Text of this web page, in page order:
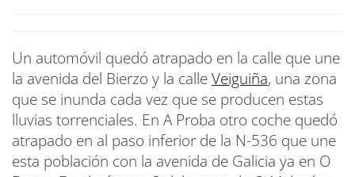
Un automóvil quedó atrapado en la calle que une
la avenida del Bierzo y la calleVeiguiña, una zona
que se inunda cada vez que se producen estas
lluvias torrenciales. En A Proba otro coche quedó
atrapado en al paso inferior de la N-536 que une
esta población con la avenida de Galicia ya en O